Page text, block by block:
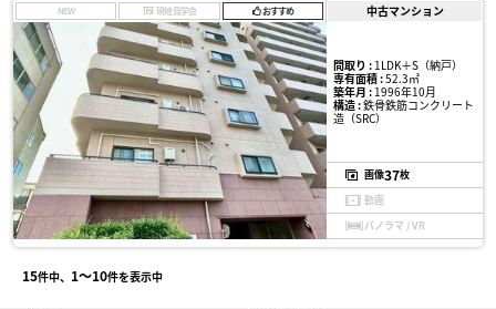
NEW 現地見学会 おすすめ 中古マンション
間取り :1LDK＋S（納戸）
専有面積 :52.3㎡
築年月 :1996年10月
構造 :鉄骨鉄筋コンクリート
造（SRC）
画像37枚
動画
パノラマ / VR
15件中、 1〜10件を表示中